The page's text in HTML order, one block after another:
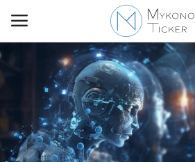
Contact Us
Politique